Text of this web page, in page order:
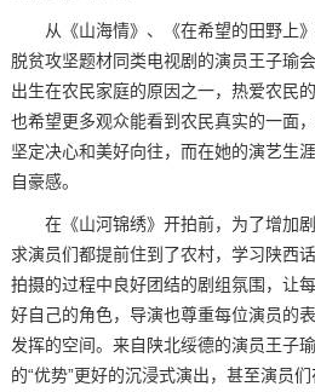
从《山海情》、《在希望的田野上
脱贫攻坚题材同类电视剧的演员王子瑜
出生在农民家庭的原因之一，热爱农民
也希望更多观众能看到农民真实的一面
坚定决心和美好向往，而在她的演艺生
自豪感。
在《山河锦绣》开拍前，为了增加
求演员们都提前住到了农村，学习陕西
拍摄的过程中良好团结的剧组氛围，让
好自己的角色，导演也尊重每位演员的
发挥的空间。来自陕北绥德的演员王子
的“优势”更好的沉浸式演出，甚至演员